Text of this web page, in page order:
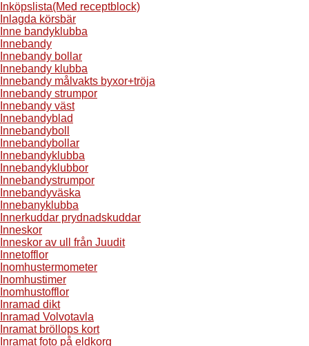
Inköpslista(Med receptblock)
Inlagda körsbär
Inne bandyklubba
Innebandy
Innebandy bollar
Innebandy klubba
Innebandy målvakts byxor+tröja
Innebandy strumpor
Innebandy väst
Innebandyblad
Innebandyboll
Innebandybollar
Innebandyklubba
Innebandyklubbor
Innebandystrumpor
Innebandyväska
Innebanyklubba
Innerkuddar prydnadskuddar
Inneskor
Inneskor av ull från Juudit
Innetofflor
Inomhustermometer
Inomhustimer
Inomhustofflor
Inramad dikt
Inramad Volvotavla
Inramat bröllops kort
Inramat foto på eldkorg